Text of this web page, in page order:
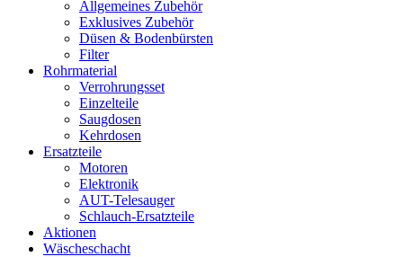
Allgemeines Zubehör
Exklusives Zubehör
Düsen & Bodenbürsten
Filter
Rohrmaterial
Verrohrungsset
Einzelteile
Saugdosen
Kehrdosen
Ersatzteile
Motoren
Elektronik
AUT-Telesauger
Schlauch-Ersatzteile
Aktionen
Wäscheschacht